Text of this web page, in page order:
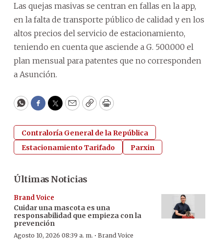
Las quejas masivas se centran en fallas en la app,
en la falta de transporte público de calidad y en los
altos precios del servicio de estacionamiento,
teniendo en cuenta que asciende a G. 500.000 el
plan mensual para patentes que no corresponden
a Asunción.
WhatsApp
Facebook
Twitter
EmailCopyPrint
Contraloría General de la República
Estacionamiento Tarifado
Parxin
Últimas Noticias
Brand Voice
Cuidar una mascota es una
responsabilidad que empieza con la
prevención
Agosto 10, 2026 08:39 a. m. · Brand Voice